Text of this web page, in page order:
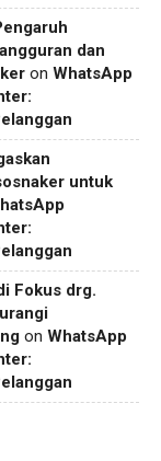
dan
on WhatsApp
untuk
Fokus drg.
on WhatsApp